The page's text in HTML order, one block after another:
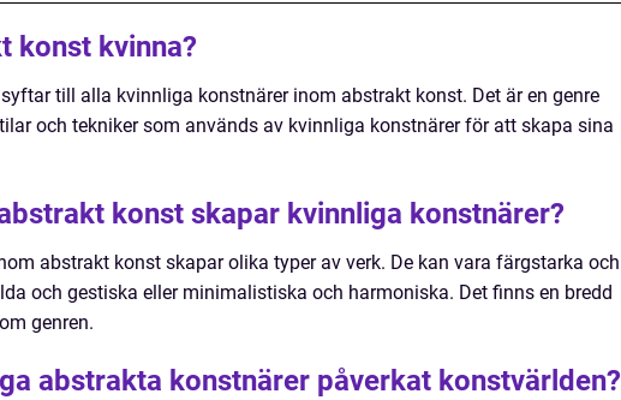
konst kvinna?
till alla kvinnliga konstnärer inom abstrakt konst. Det är en genre
och tekniker som används av kvinnliga konstnärer för att skapa sina
konst skapar kvinnliga konstnärer?
abstrakt konst skapar olika typer av verk. De kan vara färgstarka och
och gestiska eller minimalistiska och harmoniska. Det finns en bredd
genren.
abstrakta konstnärer påverkat konstvärlden?